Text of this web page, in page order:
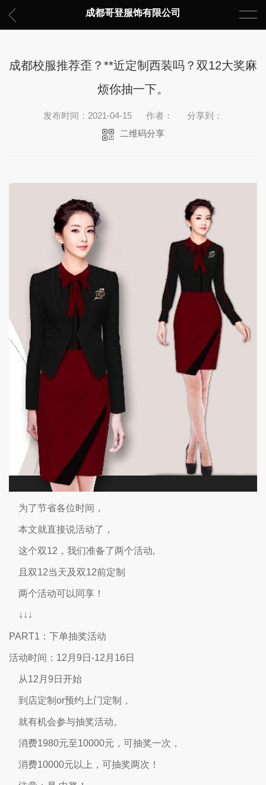
成都哥登服饰有限公司
成都校服推荐歪？**近定制西装吗？双12大奖麻
烦你抽一下。
发布时间：2021-04-15 作者：
分享到：
二维码分享
为了节省各位时间，
本文就直接说活动了，
这个双12，我们准备了两个活动,
且双12当天及双12前定制
两个活动可以同享！
↓↓↓
PART1：下单抽奖活动
活动时间：12月9日-12月16日
从12月9日开始
到店定制or预约上门定制，
就有机会参与抽奖活动。
消费1980元至10000元，可抽奖一次，
消费10000元以上，可抽奖两次！